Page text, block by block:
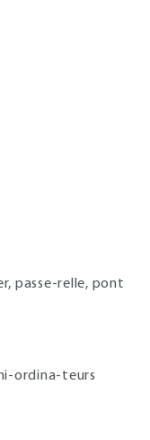
passe-relle, pont
ordina-teurs